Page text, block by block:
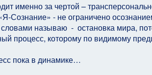
именно за чертой –
Сознание» - не ограничено
словами называю - остановка мира,
процесс, которому по видимому
пока в динамике…